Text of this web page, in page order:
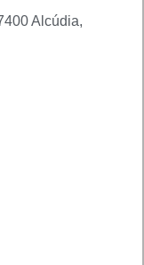
Alcúdia,